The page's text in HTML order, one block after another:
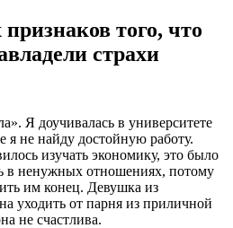
того, что
страхи
Я доучивалась в университете
я не найду достойную работу.
изучать экономику, это было
в ненужных отношениях, потому
им конец. Девушка из
уходить от парня из приличной
не счастлива.